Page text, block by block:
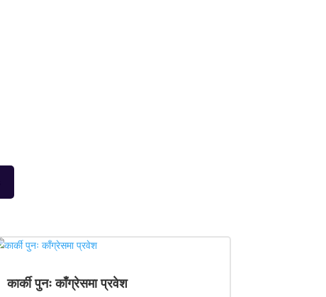
कार्की पुनः काँग्रेसमा प्रवेश